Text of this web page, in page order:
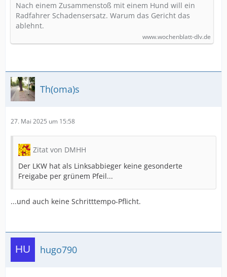
Nach einem Zusammenstoß mit einem Hund will ein
Radfahrer Schadensersatz. Warum das Gericht das
ablehnt.
www.wochenblatt-dlv.de
Th(oma)s
27. Mai 2025 um 15:58
Zitat von DMHH
Der LKW hat als Linksabbieger keine gesonderte
Freigabe per grünem Pfeil...
...und auch keine Schritttempo-Pflicht.
hugo790